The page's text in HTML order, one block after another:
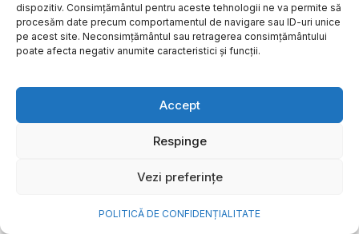
dispozitiv. Consimțământul pentru aceste tehnologii ne va permite să
procesăm date precum comportamentul de navigare sau ID-uri unice
pe acest site. Neconsimțământul sau retragerea consimțământului
poate afecta negativ anumite caracteristici și funcții.
Accept
Respinge
Vezi preferințe
POLITICĂ DE CONFIDENȚIALITATE
frumoase amintiri ale verii într-